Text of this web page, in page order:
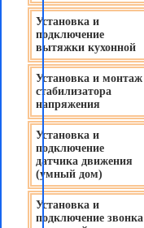
Установка и
подключение
вытяжки кухонной
Установка и монтаж
стабилизатора
напряжения
Установка и
подключение
датчика движения
(умный дом)
Установка и
подключение звонка